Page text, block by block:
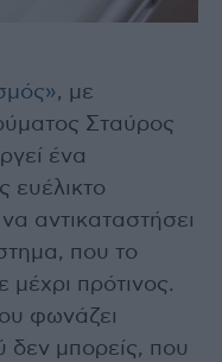
, με
Σταύρος
ένα
ευέλικτο
αντικαταστήσει
που το
μέχρι πρότινος.
φωνάζει
δεν μπορείς, που